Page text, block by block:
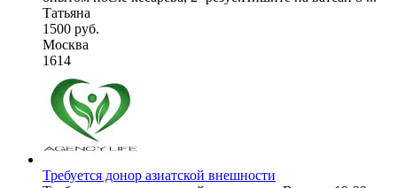
Татьяна
1500 руб.
Москва
1614
Требуется донор азиатской внешности